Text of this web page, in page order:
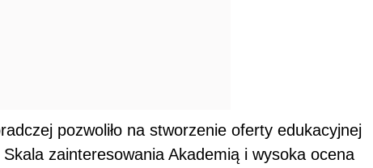
pozwoliło na stworzenie oferty edukacyjnej
zainteresowania Akademią i wysoka ocena